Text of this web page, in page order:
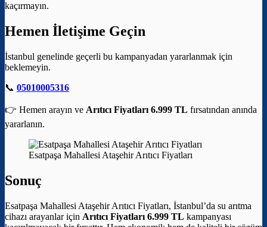
kaçırmayın.
Hemen İletişime Geçin
İstanbul genelinde geçerli bu kampanyadan yararlanmak için
beklemeyin.
📞 05010005316
👉 Hemen arayın ve Arıtıcı Fiyatları 6.999 TL fırsatından anında
yararlanın.
Esatpaşa Mahallesi Ataşehir Arıtıcı Fiyatları
Sonuç
Esatpaşa Mahallesi Ataşehir Arıtıcı Fiyatları, İstanbul’da su arıtma
cihazı arayanlar için Arıtıcı Fiyatları 6.999 TL kampanyası